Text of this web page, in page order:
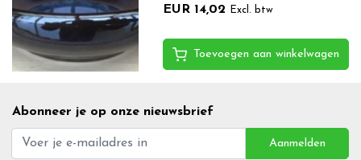
EUR 14,02
Excl. btw
Toevoegen aan winkelwagen
Abonneer je op onze nieuwsbrief
Aanmelden